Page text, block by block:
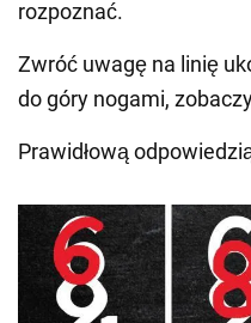
rozpoznać.
Zwróć uwagę na linię
do góry nogami,
Prawidłową